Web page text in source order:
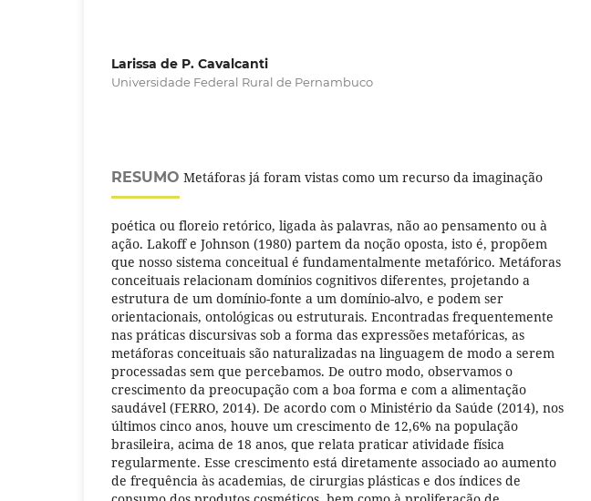
Larissa de P. Cavalcanti
Universidade Federal Rural de Pernambuco
RESUMO Metáforas já foram vistas como um recurso da imaginação
poética ou floreio retórico, ligada às palavras, não ao pensamento ou à
ação. Lakoff e Johnson (1980) partem da noção oposta, isto é, propõem
que nosso sistema conceitual é fundamentalmente metafórico. Metáforas
conceituais relacionam domínios cognitivos diferentes, projetando a
estrutura de um domínio-fonte a um domínio-alvo, e podem ser
orientacionais, ontológicas ou estruturais. Encontradas frequentemente
nas práticas discursivas sob a forma das expressões metafóricas, as
metáforas conceituais são naturalizadas na linguagem de modo a serem
processadas sem que percebamos. De outro modo, observamos o
crescimento da preocupação com a boa forma e com a alimentação
saudável (FERRO, 2014). De acordo com o Ministério da Saúde (2014), nos
últimos cinco anos, houve um crescimento de 12,6% na população
brasileira, acima de 18 anos, que relata praticar atividade física
regularmente. Esse crescimento está diretamente associado ao aumento
de frequência às academias, de cirurgias plásticas e dos índices de